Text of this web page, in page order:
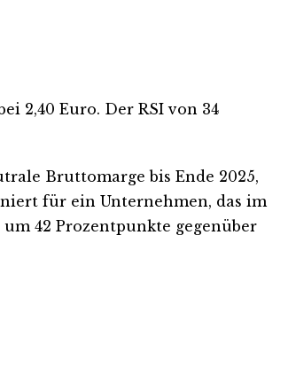
2,40 Euro. Der RSI von 34
Bruttomarge bis Ende 2025,
für ein Unternehmen, das im
42 Prozentpunkte gegenüber